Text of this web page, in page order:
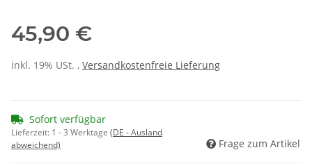
45,90 €
inkl. 19% USt. , Versandkostenfreie Lieferung
Sofort verfügbar
Lieferzeit: 1 - 3 Werktage (DE - Ausland
abweichend)
Frage zum Artikel